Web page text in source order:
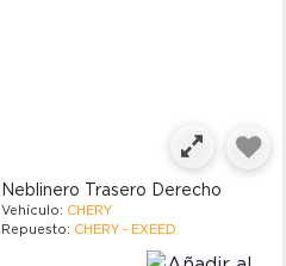
Neblinero Trasero Derecho
Vehículo: CHERY
Repuesto: CHERY - EXEED